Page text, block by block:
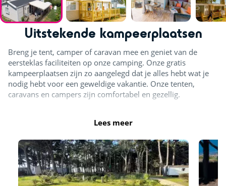
Uitstekende kampeerplaatsen
Breng je tent, camper of caravan mee en geniet van de
eersteklas faciliteiten op onze camping. Onze gratis
kampeerplaatsen zijn zo aangelegd dat je alles hebt wat je
nodig hebt voor een geweldige vakantie. Onze tenten,
caravans en campers zijn comfortabel en gezellig.
Lees meer